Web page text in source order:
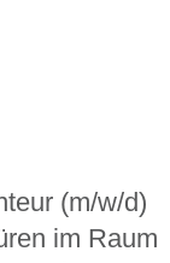
(m/w/d)
im Raum